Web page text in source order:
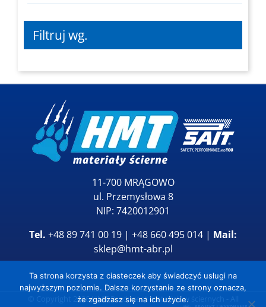
Filtruj wg.
11-700 MRĄGOWO
ul. Przemysłowa 8
NIP: 7420012901
Tel. +48 89 741 00 19 | +48 660 495 014 | Mail:
sklep@hmt-abr.pl
2026HMT Producent materiałów ściernych
Ta strona korzysta z ciasteczek aby świadczyć usługi na
najwyższym poziomie. Dalsze korzystanie ze strony oznacza,
że zgadzasz się na ich użycie.